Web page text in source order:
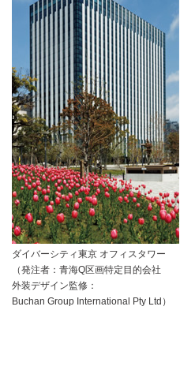
ダイバーシティ東京 オフィスタワー
（発注者：青海Q区画特定目的会社
外装デザイン監修：
Buchan Group International Pty Ltd）